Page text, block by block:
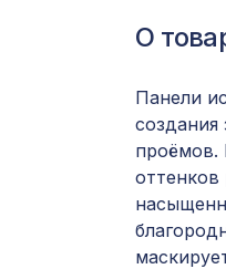
О
Панели
проёмов.
оттенков